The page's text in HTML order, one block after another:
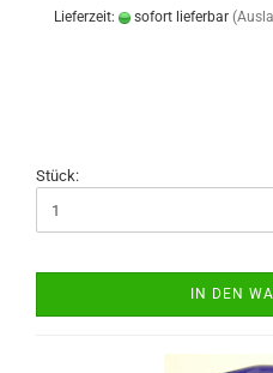
Lieferzeit: sofort lieferbar
Stück:
IN DEN